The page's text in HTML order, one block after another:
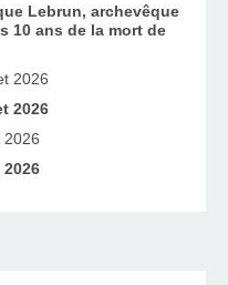
Lebrun, archevêque
10 ans de la mort de
2026